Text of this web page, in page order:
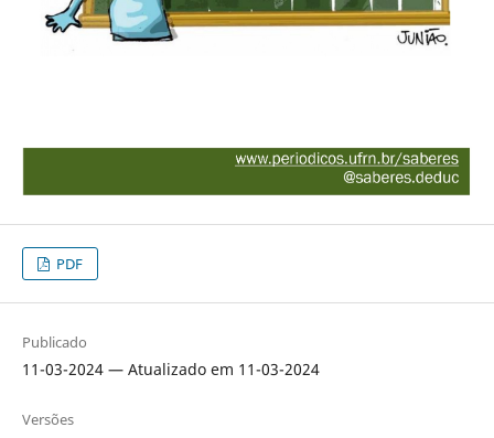
PDF
Publicado
11-03-2024 — Atualizado em 11-03-2024
Versões